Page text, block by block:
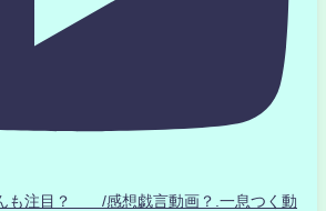
も注目？ /感想戯言動画？.一息つく動